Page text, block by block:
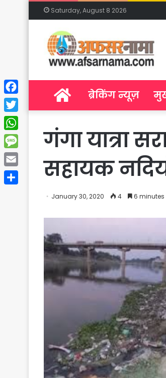
Saturday, August 8 2026
Homeब्रेकिंग न्यूज़
गंगा यात्रा
सहायक
January 30, 2020 4 6 minutes
Facebook
Twitter
WhatsApp
Message
Email